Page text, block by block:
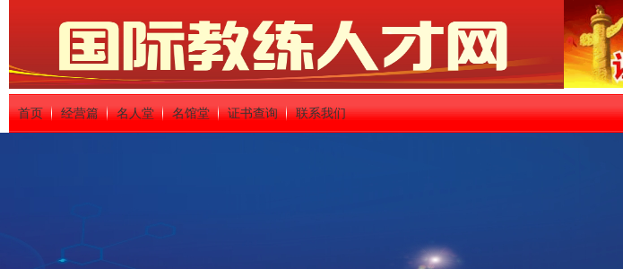
首页 经营篇 名人堂 名馆堂 证书查询 联系我们